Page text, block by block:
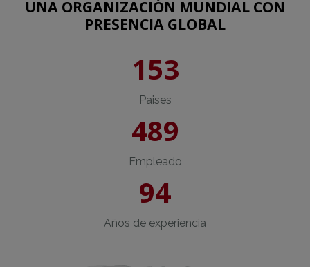
UNA ORGANIZACIÓN MUNDIAL CON
PRESENCIA GLOBAL
153
Paises
489
Empleado
94
Años de experiencia